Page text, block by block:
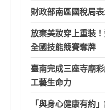
財政部南區國稅局
放棄美妝穿上重裝
全國技能競賽奪牌
臺南完成三座寺廟
工藝生命力
「與身心健康有約